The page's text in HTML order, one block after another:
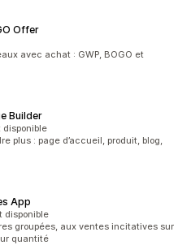
Offer
avec achat : GWP, BOGO et
Builder
disponible
plus : page d’accueil, produit, blog,
App
disponible
groupées, aux ventes incitatives sur
quantité